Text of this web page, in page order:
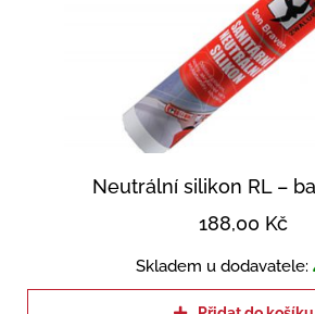
Neutrální silikon RL –
188,00 Kč
Skladem u dodavatele: